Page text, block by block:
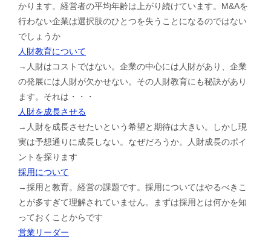
かります。経営者の平均年齢は上がり続けています。M&Aを
行わない企業は選択肢のひとつを失うことになるのではない
でしょうか
人財教育について
→人財はコストではない。企業の中心には人財があり、企業
の発展には人財が欠かせない。その人財教育にも秘訣があり
ます。それは・・・
人財を成長させる
→人財を成長させたいという希望と期待は大きい。しかし現
実は予想通りに成長しない。なぜだろうか。人財成長のポイ
ントを探ります
採用について
→採用と教育。経営の課題です。採用についてはやるべきこ
とが多すぎて理解されていません。まずは採用とは何かを知
っておくことからです
営業リーダー